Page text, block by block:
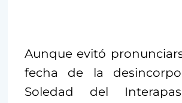
Aunque evitó
fecha de la
Soledad del